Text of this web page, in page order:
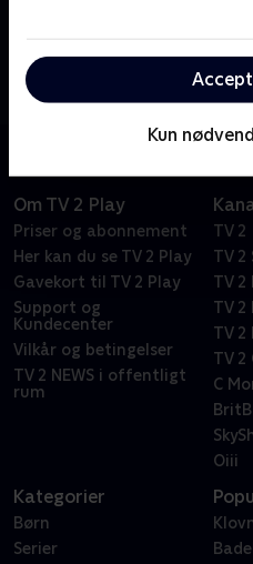
Kun
har holdt sammen i tykt og
århundrede, og det skal
Om TV 2 Play
Priser og abonnement
Her kan du se TV 2 Play
Gavekort til TV 2 Play
Support og
Kundecenter
Vilkår og betingelser
TV 2 NEWS i offentligt
rum
TV 2
TV 2
TV 2
TV 2
TV 2
TV 2
C
Oiii
Kategorier
Børn
Serier